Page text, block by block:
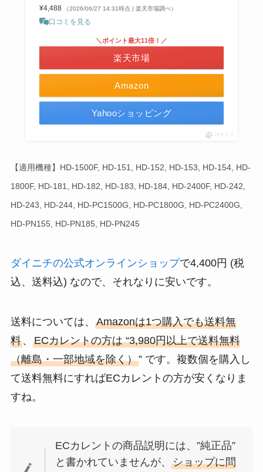
¥4,488
（2026/06/27 14:31時点 | 楽天市場調べ）
口コミを見る
Amazon
＼ポイント最大11倍！／
楽天市場
Yahooショッピング
ポチップ
【適用機種】HD-1500F, HD-151, HD-152, HD-153, HD-154, HD-
1800F, HD-181, HD-182, HD-183, HD-184, HD-2400F, HD-242,
HD-243, HD-244, HD-PC1500G, HD-PC1800G, HD-PC2400G,
HD-PN155, HD-PN185, HD-PN245
ダイニチの公式オンラインショップで4,400円 (税
込、送料込) なので、それなりに安いです。
送料については、 Amazonは1つ購入でも送料無
料、 ECカレントの方は “3,980円以上で送料無料
（離島・一部地域を除く）” です。複数個を購入し
て送料無料にすればECカレントの方が安くなりま
すね。
ECカレントの商品説明には、”純正品”
と書かれていませんが、ショップに問